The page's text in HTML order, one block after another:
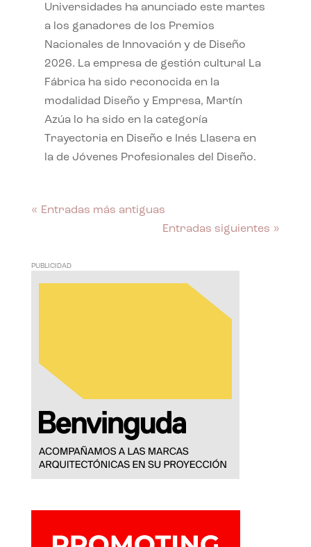
Universidades ha anunciado este martes
a los ganadores de los Premios
Nacionales de Innovación y de Diseño
2026. La empresa de gestión cultural La
Fábrica ha sido reconocida en la
modalidad Diseño y Empresa, Martín
Azúa lo ha sido en la categoría
Trayectoria en Diseño e Inés Llasera en
la de Jóvenes Profesionales del Diseño.
« Entradas más antiguas
Entradas siguientes »
PUBLICIDAD